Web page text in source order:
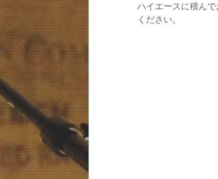
ハイエースに積ん
ください。